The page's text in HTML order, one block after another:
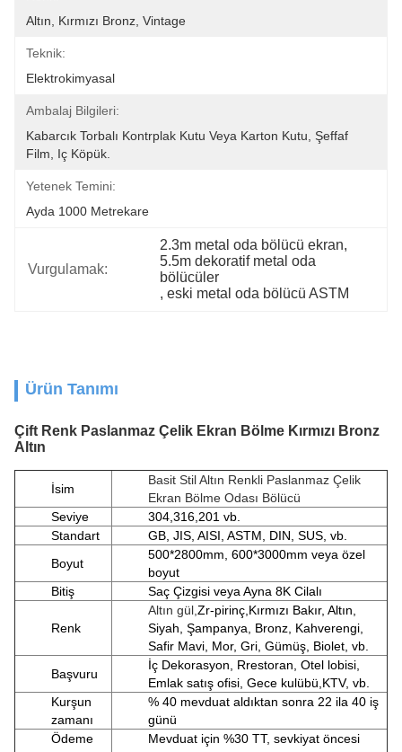
Altın, Kırmızı Bronz, Vintage
Teknik:
Elektrokimyasal
Ambalaj Bilgileri:
Kabarcık Torbalı Kontrplak Kutu Veya Karton Kutu, Şeffaf
Film, Iç Köpük.
Yetenek Temini:
Ayda 1000 Metrekare
Vurgulamak:
2.3m metal oda bölücü ekran,
5.5m dekoratif metal oda
bölücüler
, eski metal oda bölücü ASTM
Ürün Tanımı
Çift Renk Paslanmaz Çelik Ekran Bölme Kırmızı Bronz
Altın
İsim
Basit Stil Altın Renkli Paslanmaz Çelik
Ekran Bölme Odası Bölücü
Seviye
304,316,201 vb.
Standart
GB, JIS, AISI, ASTM, DIN, SUS, vb.
Boyut
500*2800mm, 600*3000mm veya özel
boyut
Bitiş
Saç Çizgisi veya Ayna 8K Cilalı
Renk
Altın gül, Zr-pirinç, Kırmızı Bakır, Altın,
Siyah, Şampanya, Bronz, Kahverengi,
Safir Mavi, Mor, Gri, Gümüş, Biolet, vb.
Başvuru
İç Dekorasyon, Rrestoran, Otel lobisi,
Emlak satış ofisi, Gece kulübü, KTV, vb.
Kurşun
zamanı
% 40 mevduat aldıktan sonra 22 ila 40 iş
günü
Ödeme
Mevduat için %30 TT, sevkiyat öncesi